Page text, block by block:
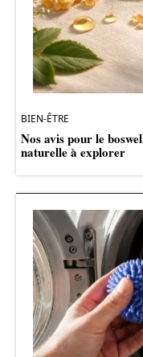
BIEN-ÊTRE
Nos avis pour le
naturelle à explorer